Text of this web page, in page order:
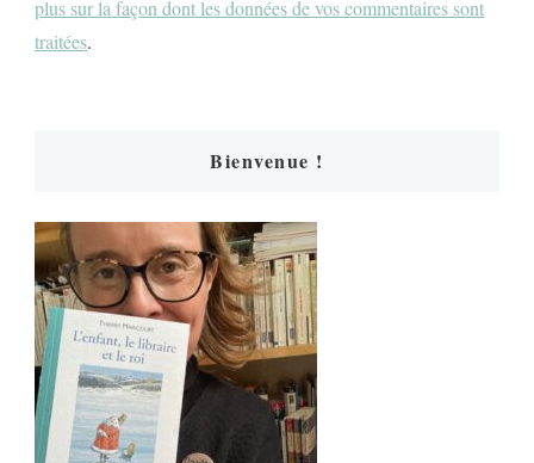
plus sur la façon dont les données de vos commentaires sont
traitées.
Bienvenue !